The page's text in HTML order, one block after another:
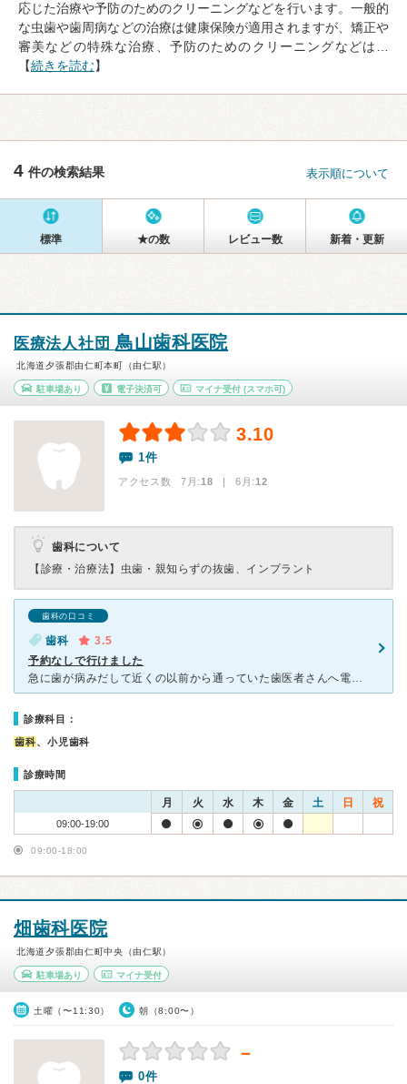
応じた治療や予防のためのクリーニングなどを行います。一般的
な虫歯や歯周病などの治療は健康保険が適用されますが、矯正や
審美などの特殊な治療、予防のためのクリーニングなどは…
【続きを読む】
4 件の検索結果 表示順について
標準 ★の数 レビュー数 新着・更新
医療法人社団 鳥山歯科医院
北海道夕張郡由仁町本町（由仁駅）
駐車場あり 電子決済可 マイナ受付 (スマホ可)
3.10
1件
アクセス数 7月:18 | 6月:12
歯科について
【診療・治療法】 虫歯・親知らずの抜歯、インプラント
歯科の口コミ
歯科
3.5
予約なしで行けました
急に歯が病みだして近くの以前から通っていた歯医者さんへ電話をかけたのですが、当日の診察は無理ですと断られてしまいました。 そこはいつも混んでいて、予約も一週間以降しか取れないことも多かったのでお友達
診療科目：
歯科、小児歯科
診療時間
月 火 水 木 金 土 日 祝
09:00-19:00
09:00-18:00
畑歯科医院
北海道夕張郡由仁町中央（由仁駅）
駐車場あり マイナ受付
土曜（〜11:30） 朝（8:00〜）
－
0件